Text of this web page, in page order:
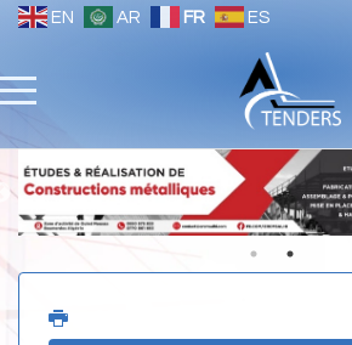
EN AR FR ES